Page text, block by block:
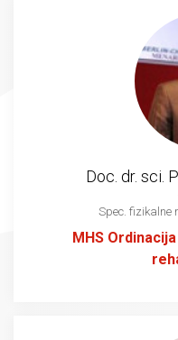
Doc. dr. sci.
Spec. fizikalne
MHS